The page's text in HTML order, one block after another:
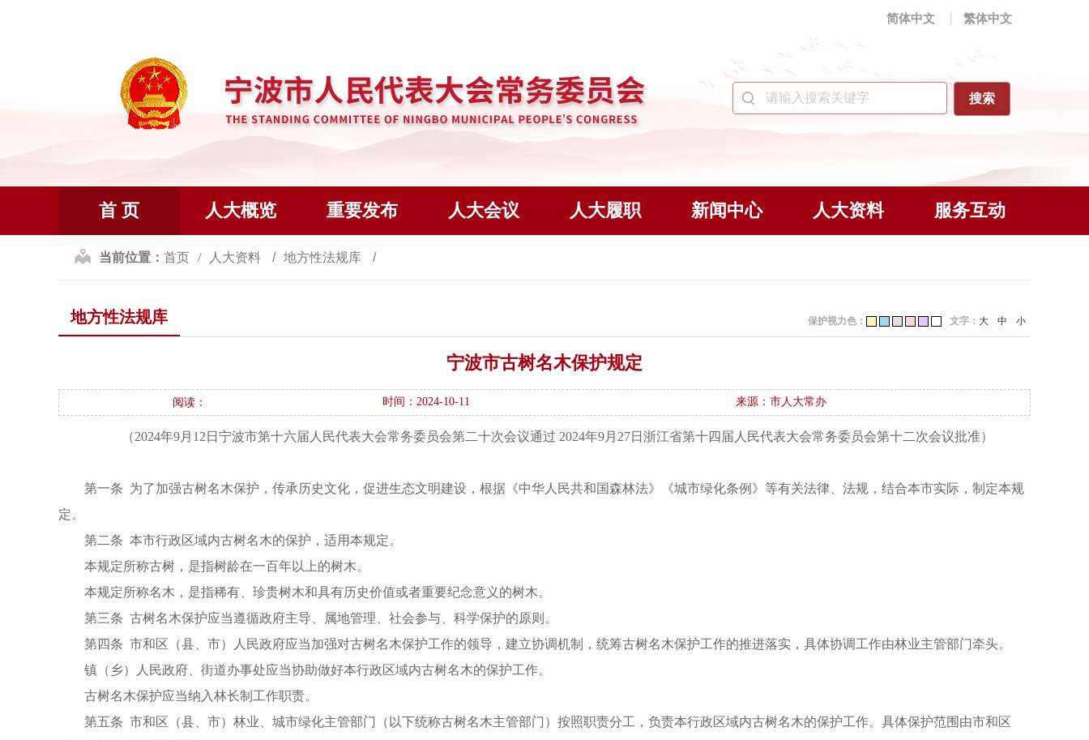
简体中文 繁体中文
首 页 人大概览 重要发布 人大会议 人大履职 新闻中心 人大资料 服务互动
当前位置： 首页 人大资料 地方性法规库
地方性法规库 文字： 大 中 小
保护视力色：
宁波市古树名木保护规定
阅读： 时间：2024-10-11 来源：市人大常办
（2024年9月12日宁波市第十六届人民代表大会常务委员会第二十次会议通过 2024年9月27日浙江省第十四届人民代表大会常务委员会第十二次会议批准）
第一条 为了加强古树名木保护，传承历史文化，促进生态文明建设，根据《中华人民共和国森林法》《城市绿化条例》等有关法律、法规，结合本市实际，制定本规
定。
第二条 本市行政区域内古树名木的保护，适用本规定。
本规定所称古树，是指树龄在一百年以上的树木。
本规定所称名木，是指稀有、珍贵树木和具有历史价值或者重要纪念意义的树木。
第三条 古树名木保护应当遵循政府主导、属地管理、社会参与、科学保护的原则。
第四条 市和区（县、市）人民政府应当加强对古树名木保护工作的领导，建立协调机制，统筹古树名木保护工作的推进落实，具体协调工作由林业主管部门牵头。
镇（乡）人民政府、街道办事处应当协助做好本行政区域内古树名木的保护工作。
古树名木保护应当纳入林长制工作职责。
第五条 市和区（县、市）林业、城市绿化主管部门（以下统称古树名木主管部门）按照职责分工，负责本行政区域内古树名木的保护工作。具体保护范围由市和区